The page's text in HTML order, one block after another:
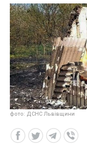
фото: ДСНС Львівщини